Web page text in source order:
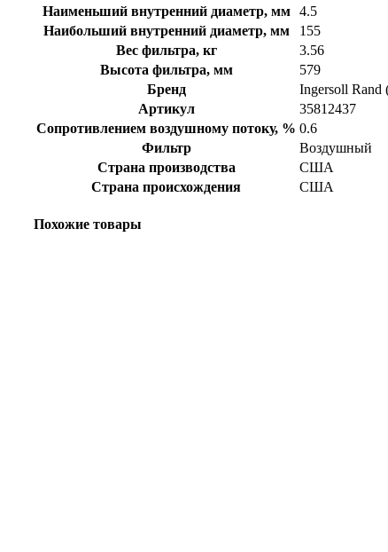
Наименьший внутренний диаметр, мм
4.5
Наибольший внутренний диаметр, мм
155
Вес фильтра, кг
3.56
Высота фильтра, мм
579
Бренд
Ingersoll
Артикул
35812437
Сопротивлением воздушному потоку, % 0.6
Фильтр
Воздушный
Страна производства
США
Страна происхождения
США
Похожие товары